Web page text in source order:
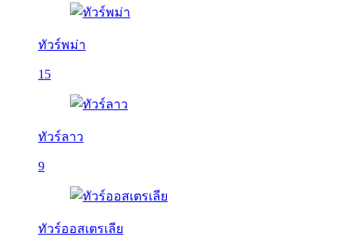
ทัวร์พม่า
15
ทัวร์ลาว
9
ทัวร์ออสเตรเลีย